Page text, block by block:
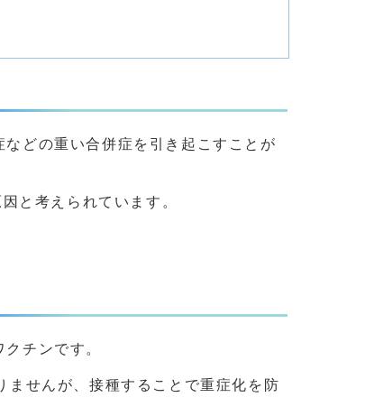
どの重い合併症を引き起こすことが
と考えられています。
チンです。
せんが、接種することで重症化を防